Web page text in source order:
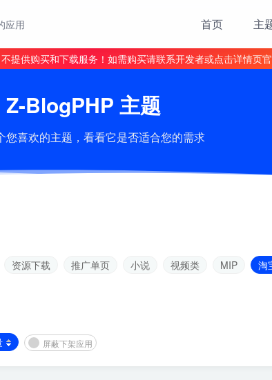
应用 首页 主
提供购买和下载服务！如需购买请联系开发者或点击详情页
Z-BlogPHP 主题
您喜欢的主题，看看它是否适合您的需求
资源下载 推广单页 小说 视频类 MIP 淘
屏蔽下架应用